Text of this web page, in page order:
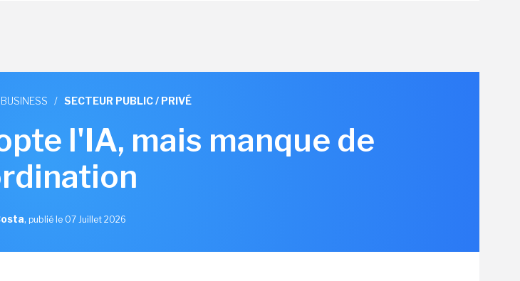
BUSINESS / SECTEUR PUBLIC / PRIVÉ
l'IA, mais manque de
, publié le 07 Juillet 2026